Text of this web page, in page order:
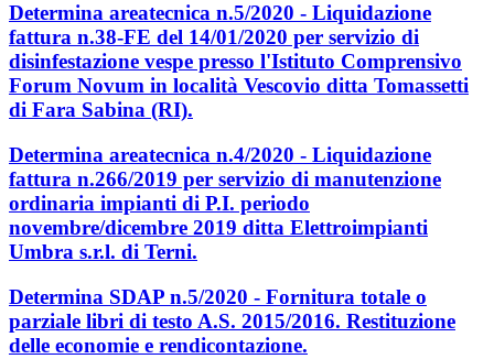
Determina areatecnica n.5/2020 - Liquidazione
fattura n.38-FE del 14/01/2020 per servizio di
disinfestazione vespe presso l'Istituto Comprensivo
Forum Novum in località Vescovio ditta Tomassetti
di Fara Sabina (RI).
Determina areatecnica n.4/2020 - Liquidazione
fattura n.266/2019 per servizio di manutenzione
ordinaria impianti di P.I. periodo
novembre/dicembre 2019 ditta Elettroimpianti
Umbra s.r.l. di Terni.
Determina SDAP n.5/2020 - Fornitura totale o
parziale libri di testo A.S. 2015/2016. Restituzione
delle economie e rendicontazione.